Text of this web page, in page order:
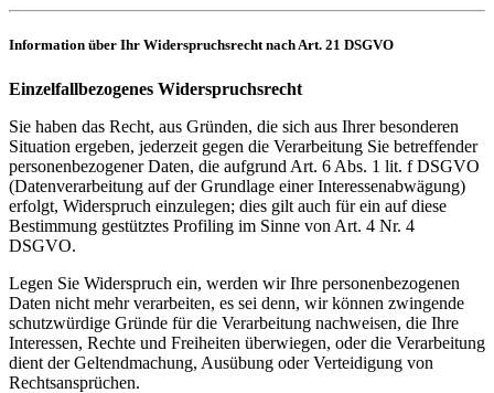
Information über Ihr Widerspruchsrecht nach Art. 21 DSGVO
Einzelfallbezogenes Widerspruchsrecht
Sie haben das Recht, aus Gründen, die sich aus Ihrer besonderen
Situation ergeben, jederzeit gegen die Verarbeitung Sie betreffender
personenbezogener Daten, die aufgrund Art. 6 Abs. 1 lit. f DSGVO
(Datenverarbeitung auf der Grundlage einer Interessenabwägung)
erfolgt, Widerspruch einzulegen; dies gilt auch für ein auf diese
Bestimmung gestütztes Profiling im Sinne von Art. 4 Nr. 4
DSGVO.
Legen Sie Widerspruch ein, werden wir Ihre personenbezogenen
Daten nicht mehr verarbeiten, es sei denn, wir können zwingende
schutzwürdige Gründe für die Verarbeitung nachweisen, die Ihre
Interessen, Rechte und Freiheiten überwiegen, oder die Verarbeitung
dient der Geltendmachung, Ausübung oder Verteidigung von
Rechtsansprüchen.